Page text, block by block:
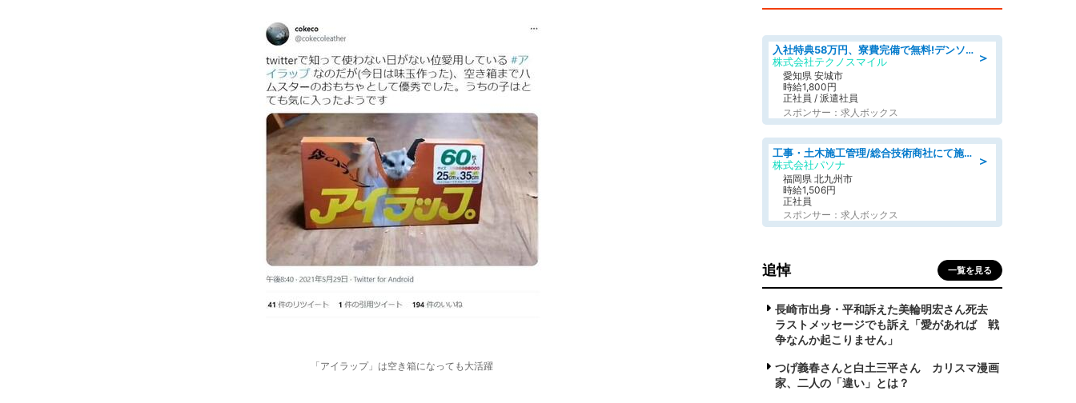
「アイラップ」は空き箱になっても大活躍
＞
入社特典58万円、寮費完備で無料!デンソーで働こう!自動車工場で小型部品の検査業務 denso aichi
株式会社テクノスマイル
愛知県 安城市
時給1,800円
正社員 / 派遣社員
スポンサー：求人ボックス
＞
工事・土木施工管理/総合技術商社にて施工管理のお仕事/即日勤務可/車通勤可/工事・土木施工管理/生産・品質管理
株式会社パソナ
福岡県 北九州市
時給1,506円
正社員
スポンサー：求人ボックス
追悼 一覧を見る
長崎市出身・平和訴えた美輪明宏さん死去
ラストメッセージでも訴え「愛があれば 戦
争なんか起こりません」
つげ義春さんと白土三平さん カリスマ漫画
家、二人の「違い」とは？